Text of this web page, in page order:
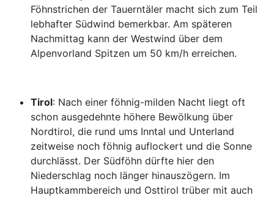
Föhnstrichen der Tauerntäler macht sich zum Teil
lebhafter Südwind bemerkbar. Am späteren
Nachmittag kann der Westwind über dem
Alpenvorland Spitzen um 50 km/h erreichen.
Tirol: Nach einer föhnig-milden Nacht liegt oft
schon ausgedehnte höhere Bewölkung über
Nordtirol, die rund ums Inntal und Unterland
zeitweise noch föhnig auflockert und die Sonne
durchlässt. Der Südföhn dürfte hier den
Niederschlag noch länger hinauszögern. Im
Hauptkammbereich und Osttirol trüber mit auch